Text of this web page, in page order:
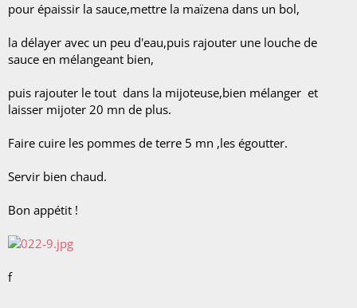
pour épaissir la sauce,mettre la maïzena dans un bol,
la délayer avec un peu d'eau,puis rajouter une louche de
sauce en mélangeant bien,
puis rajouter le tout dans la mijoteuse,bien mélanger et
laisser mijoter 20 mn de plus.
Faire cuire les pommes de terre 5 mn ,les égoutter.
Servir bien chaud.
Bon appétit !
f